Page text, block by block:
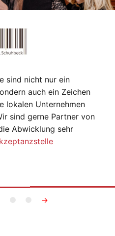
sind nicht nur ein
auch ein Zeichen
lokalen Unternehmen
sind gerne Partner von
Abwicklung sehr
→